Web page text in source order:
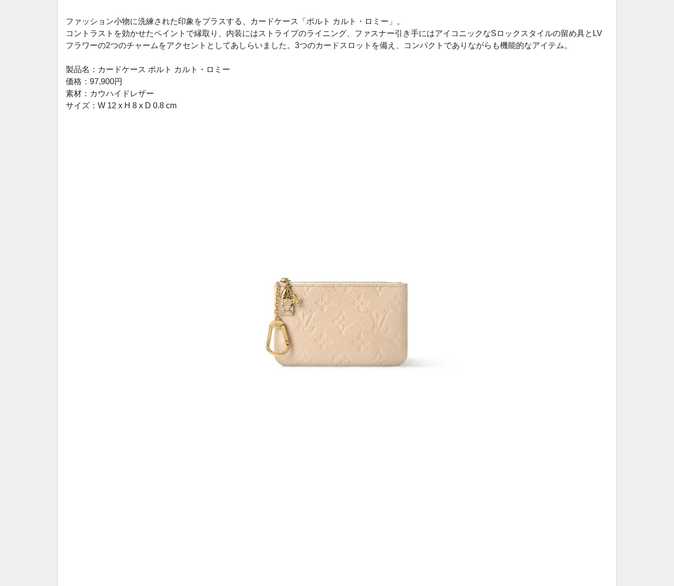
ファッション小物に洗練された印象をプラスする、カードケース「ポルト カルト・ロミー」。
コントラストを効かせたペイントで縁取り、内装にはストライプのライニング、ファスナー引き手にはアイコニックなSロックスタイルの留め具とLV
フラワーの2つのチャームをアクセントとしてあしらいました。3つのカードスロットを備え、コンパクトでありながらも機能的なアイテム。
製品名：カードケース ポルト カルト・ロミー
価格：97,900円
素材：カウハイドレザー
サイズ：W 12 x H 8 x D 0.8 cm